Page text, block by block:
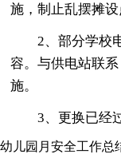
施，制止乱摆摊设
2、部分学校
容。与供电站联
施。
3、更换已经
幼儿园月安全工作总